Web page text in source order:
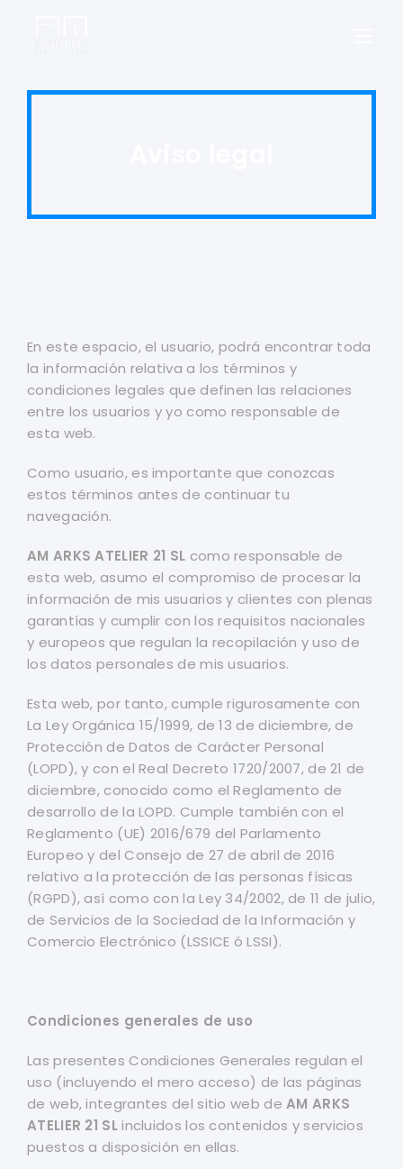
En este espacio, el usuario, podrá encontrar toda
la información relativa a los términos y
condiciones legales que definen las relaciones
entre los usuarios y yo como responsable de
esta web.
Como usuario, es importante que conozcas
estos términos antes de continuar tu
navegación.
AM ARKS ATELIER 21 SL como responsable de
esta web, asumo el compromiso de procesar la
información de mis usuarios y clientes con plenas
garantías y cumplir con los requisitos nacionales
y europeos que regulan la recopilación y uso de
los datos personales de mis usuarios.
Esta web, por tanto, cumple rigurosamente con
La Ley Orgánica 15/1999, de 13 de diciembre, de
Protección de Datos de Carácter Personal
(LOPD), y con el Real Decreto 1720/2007, de 21 de
diciembre, conocido como el Reglamento de
desarrollo de la LOPD. Cumple también con el
Reglamento (UE) 2016/679 del Parlamento
Europeo y del Consejo de 27 de abril de 2016
relativo a la protección de las personas físicas
(RGPD), así como con la Ley 34/2002, de 11 de julio,
de Servicios de la Sociedad de la Información y
Comercio Electrónico (LSSICE ó LSSI).
Condiciones generales de uso
Las presentes Condiciones Generales regulan el
uso (incluyendo el mero acceso) de las páginas
de web, integrantes del sitio web deAM ARKS
ATELIER 21 SLincluidos los contenidos y servicios
puestos a disposición en ellas.